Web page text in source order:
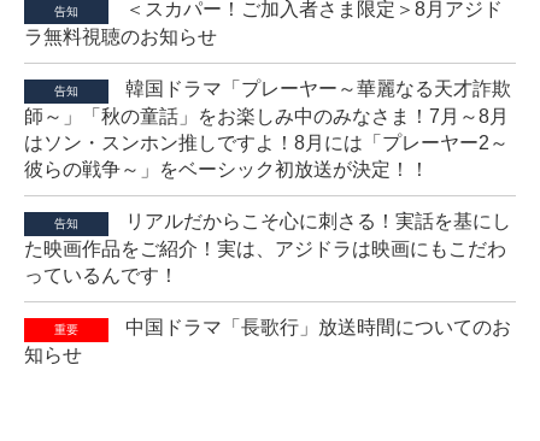
告知
＜スカパー！ご加入者さま限定＞8月アジド
ラ無料視聴のお知らせ
告知
韓国ドラマ「プレーヤー～華麗なる天才詐欺
師～」「秋の童話」をお楽しみ中のみなさま！7月～8月
はソン・スンホン推しですよ！8月には「プレーヤー2～
彼らの戦争～」をベーシック初放送が決定！！
告知
リアルだからこそ心に刺さる！実話を基にし
た映画作品をご紹介！実は、アジドラは映画にもこだわ
っているんです！
重要
中国ドラマ「長歌行」放送時間についてのお
知らせ